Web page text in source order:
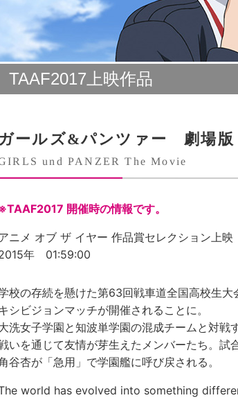
TAAF2017上映作品
ガールズ&パンツァー 劇場版
und PANZER The Movie
開催時の情報です。
ニメ オブ ザ イヤー 作品賞セレクション上映
年 01:59:00
校の存続を懸けた第63回戦車道全国高校生
シビジョンマッチが開催されることに。
洗女子学園と知波単学園の混成チームと対戦
いを通じて友情が芽生えたメンバーたち。
谷杏が「急用」で学園艦に呼び戻される。
world has evolved into something